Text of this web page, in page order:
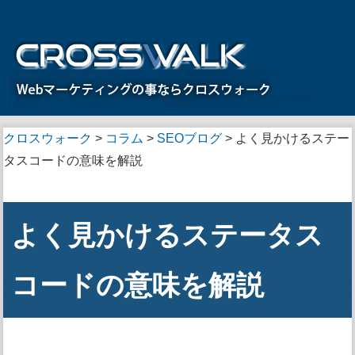
クロスウォーク > コラム > SEOブログ > よく見かけるステー
タスコードの意味を解説
よく見かけるステータス
コードの意味を解説